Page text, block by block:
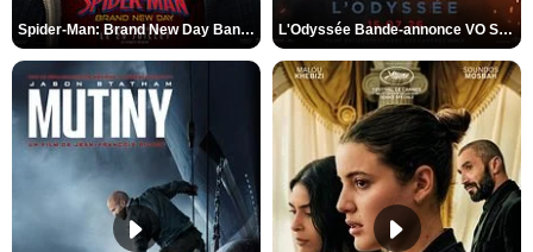
Spider-Man: Brand New Day Bande-annonce VO STFR L'Odyssée Bande-annonce VO STFR